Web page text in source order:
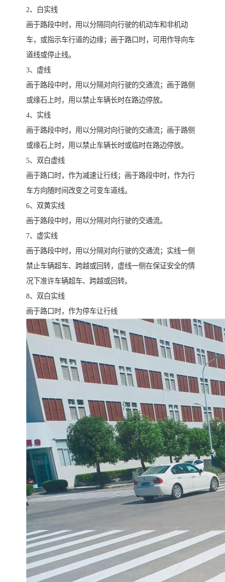
2、白实线
画于路段中时，用以分隔同向行驶的机动车和非机动
车，或指示车行道的边缘；画于路口时，可用作导向车
道线或停止线。
3、虚线
画于路段中时，用以分隔对向行驶的交通流；画于路侧
或缘石上时，用以禁止车辆长时在路边停放。
4、实线
画于路段中时，用以分隔对向行驶的交通流；画于路侧
或缘石上时，用以禁止车辆长时或临时在路边停放。
5、双白虚线
画于路口时，作为减速让行线；画于路段中时，作为行
车方向随时间改变之可变车道线。
6、双黄实线
画于路段中时，用以分隔对向行驶的交通流。
7、虚实线
画于路段中时，用以分隔对向行驶的交通流；实线一侧
禁止车辆超车、跨越或回转，虚线一侧在保证安全的情
况下准许车辆超车、跨越或回转。
8、双白实线
画于路口时，作为停车让行线